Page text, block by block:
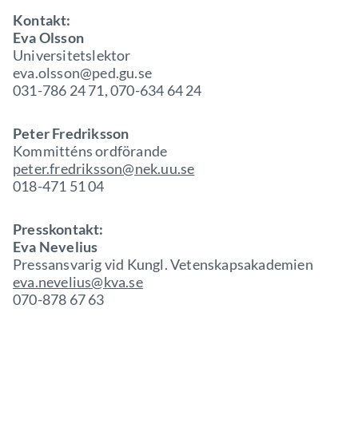
Kontakt:
Eva Olsson
Universitetslektor
eva.olsson@ped.gu.se
031-786 24 71, 070-634 64 24
Peter Fredriksson
Kommitténs ordförande
peter.fredriksson@nek.uu.se
018-471 51 04
Presskontakt:
Eva Nevelius
Pressansvarig vid Kungl. Vetenskapsakademien
eva.nevelius@kva.se
070-878 67 63